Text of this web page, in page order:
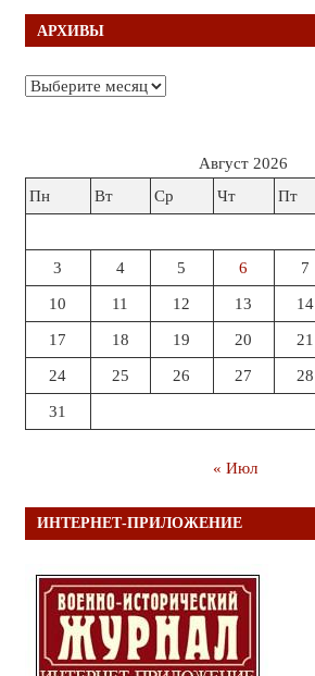
АРХИВЫ
Архивы
Август 2026
Пн
Вт Ср Чт Пт
3 4 5 6 7
10 11 12 13 14
17 18 19 20 21
24 25 26 27 28
31
« Июл
ИНТЕРНЕТ-ПРИЛОЖЕНИЕ